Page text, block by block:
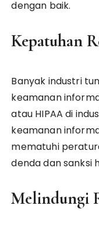
dengan baik.
Kepatuhan
Banyak industri
keamanan
atau HIPAA di
keamanan
mematuhi
denda dan sanksi
Melindungi